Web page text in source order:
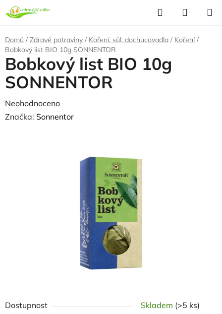
Přejít
na
obsah
Hledat
KOŠÍK
Domů / Zdravé potraviny / Koření, sůl, dochucovadla / Koření /
Bobkový list BIO 10g SONNENTOR
Dostupnost Skladem (>5 ks)
Bobkový list BIO 10g
SONNENTOR
Průměrné
hodnocení
Neohodnoceno
Značka: Sonnentor